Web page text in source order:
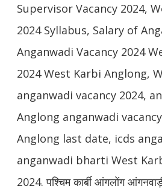
Supervisor Vacancy 2024,
2024 Syllabus, Salary of
Anganwadi Vacancy 2024
2024 West Karbi Anglong,
anganwadi vacancy 2024,
Anglong anganwadi
Anglong last date, icds
anganwadi bharti West Karbi
2024. पश्चिम कार्बी आंगलोंग